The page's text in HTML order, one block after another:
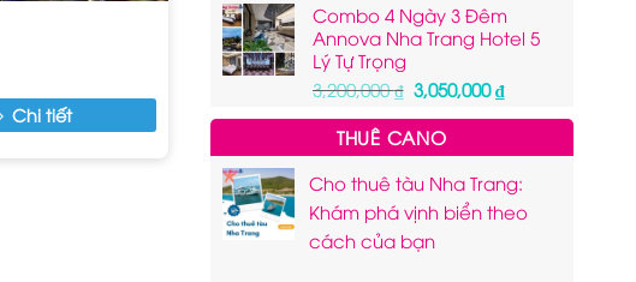
Chi tiết
là:
2,200,000 ₫.
tại
là:
Combo 4 Ngày 3 Đêm
Annova Nha Trang Hotel 5
Lý Tự Trọng
3,200,000₫ Giá
là:
3,200,000 ₫.
3,050,000₫Giá
là:
3,050,000 ₫.
THUÊ CANO
Cho thuê tàu Nha Trang:
Khám phá vịnh biển theo
cách của bạn